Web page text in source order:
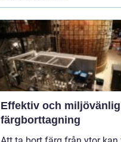
Effektiv och miljövänlig
färgborttagning